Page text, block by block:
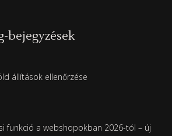
bejegyzések
állítások ellenőrzése
funkció a webshopokban 2026-tól – új